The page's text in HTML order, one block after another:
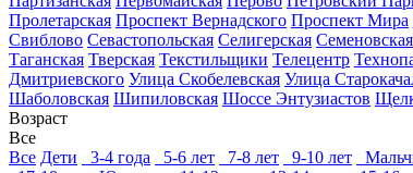
Пролетарская Проспект Вернадского Проспект Мира
Свиблово Севастопольская Селигерская Семеновская
Таганская Тверская Текстильщики Телецентр
Дмитриевского Улица Скобелевская Улица
Шаболовская Шипиловская Шоссе Энтузиастов
Возраст
Все
Все Дети 3-4 года 5-6 лет 7-8 лет 9-10 лет